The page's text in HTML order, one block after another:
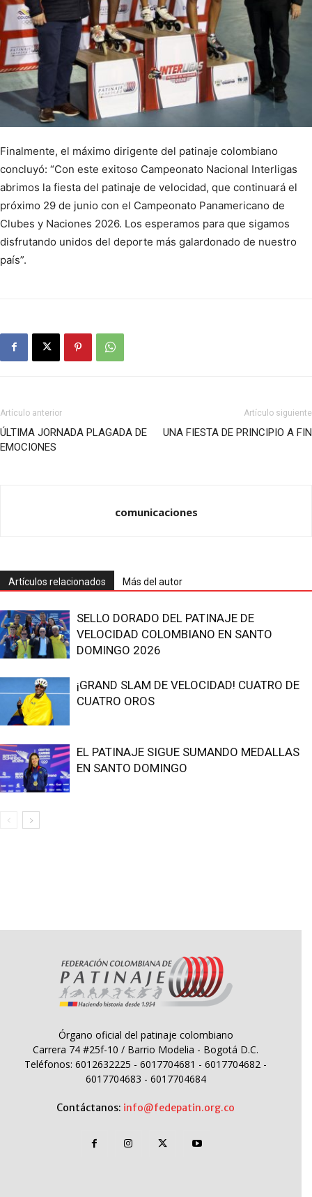
Finalmente, el máximo dirigente del patinaje colombiano
concluyó: “Con este exitoso Campeonato Nacional Interligas
abrimos la fiesta del patinaje de velocidad, que continuará el
próximo 29 de junio con el Campeonato Panamericano de
Clubes y Naciones 2026. Los esperamos para que sigamos
disfrutando unidos del deporte más galardonado de nuestro
país”.
Artículo anterior
ÚLTIMA JORNADA PLAGADA DE
EMOCIONES
Artículo siguiente
UNA FIESTA DE PRINCIPIO A FIN
comunicaciones
Artículos relacionados Más del autor
SELLO DORADO DEL PATINAJE DE
VELOCIDAD COLOMBIANO EN SANTO
DOMINGO 2026
¡GRAND SLAM DE VELOCIDAD! CUATRO DE
CUATRO OROS
EL PATINAJE SIGUE SUMANDO MEDALLAS
EN SANTO DOMINGO
Órgano oficial del patinaje colombiano
Carrera 74 #25f-10 / Barrio Modelia - Bogotá D.C.
Teléfonos: 6012632225 - 6017704681 - 6017704682 -
6017704683 - 6017704684
Contáctanos: info@fedepatin.org.co